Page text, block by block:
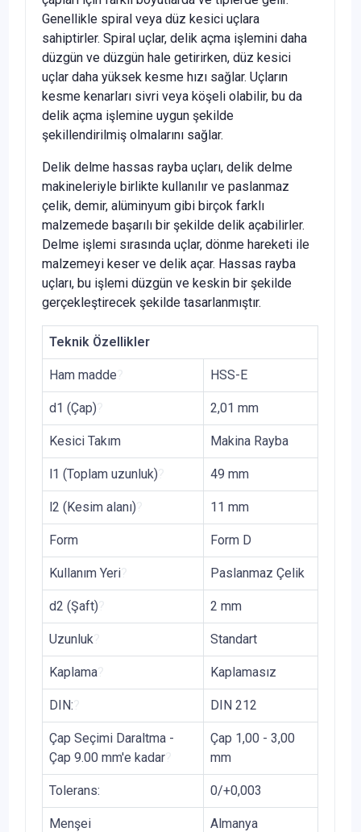
Genellikle spiral veya düz kesici uçlara
sahiptirler. Spiral uçlar, delik açma işlemini daha
düzgün ve düzgün hale getirirken, düz kesici
uçlar daha yüksek kesme hızı sağlar. Uçların
kesme kenarları sivri veya köşeli olabilir, bu da
delik açma işlemine uygun şekilde
şekillendirilmiş olmalarını sağlar.
Delik delme hassas rayba uçları, delik delme
makineleriyle birlikte kullanılır ve paslanmaz
çelik, demir, alüminyum gibi birçok farklı
malzemede başarılı bir şekilde delik açabilirler.
Delme işlemi sırasında uçlar, dönme hareketi ile
malzemeyi keser ve delik açar. Hassas rayba
uçları, bu işlemi düzgün ve keskin bir şekilde
gerçekleştirecek şekilde tasarlanmıştır.
Teknik Özellikler
Ham madde HSS-E
d1 (Çap) 2,01 mm
Kesici Takım Makina Rayba
l1 (Toplam uzunluk) 49 mm
l2 (Kesim alanı) 11 mm
Form Form D
Kullanım Yeri Paslanmaz Çelik
d2 (Şaft) 2 mm
Uzunluk Standart
Kaplama Kaplamasız
DIN: DIN 212
Çap Seçimi Daraltma -
Çap 9.00 mm'e kadar
Çap 1,00 - 3,00
mm
Tolerans: 0/+0,003
Menşei Almanya